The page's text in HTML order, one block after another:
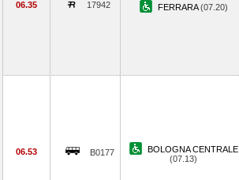
06.35 17942 FERRARA(07.20)
06.53 B0177
BOLOGNA CENTRALE
(07.13)